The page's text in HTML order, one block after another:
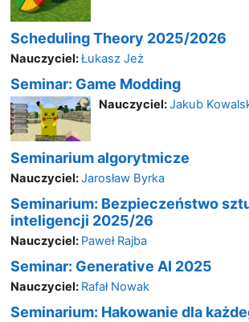
Scheduling Theory 2025/2026
Nauczyciel:Łukasz Jeż
Seminar: Game Modding
Nauczyciel:Jakub
Seminarium algorytmicze
Nauczyciel:Jarosław Byrka
Seminarium: Bezpieczeństwo
inteligencji 2025/26
Nauczyciel: Paweł Rajba
Seminar: Generative AI 2025
Nauczyciel: Rafał Nowak
Seminarium: Hakowanie dla